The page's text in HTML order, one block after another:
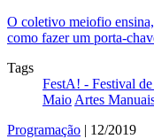
O coletivo meiofio
como fazer um porta-
Tags
FestA! - Festival
Maio Artes
Programação | 12/2019